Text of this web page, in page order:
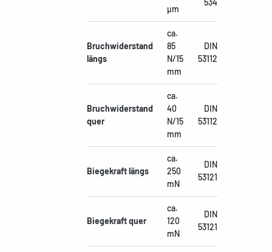
µm
534
Bruchwiderstand
längs
ca.
85
N/15
mm
DIN
53112
Bruchwiderstand
quer
ca.
40
N/15
mm
DIN
53112
Biegekraft längs
ca.
250
mN
DIN
53121
Biegekraft quer
ca.
120
mN
DIN
53121